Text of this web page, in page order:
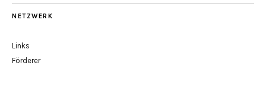
NETZWERK
Links
Förderer